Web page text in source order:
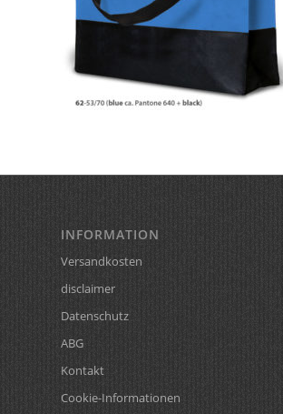
INFORMATION
Versandkosten
disclaimer
Datenschutz
ABG
Kontakt
Cookie-Informationen